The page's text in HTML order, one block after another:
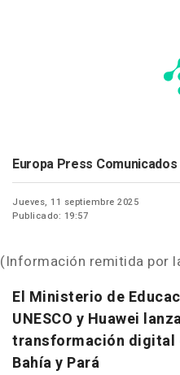
Europa Press Comunicados
Jueves, 11 septiembre 2025
Publicado: 19:57
(Información remitida por
El Ministerio de
UNESCO y Huawei
transformación digital
Bahía y Pará